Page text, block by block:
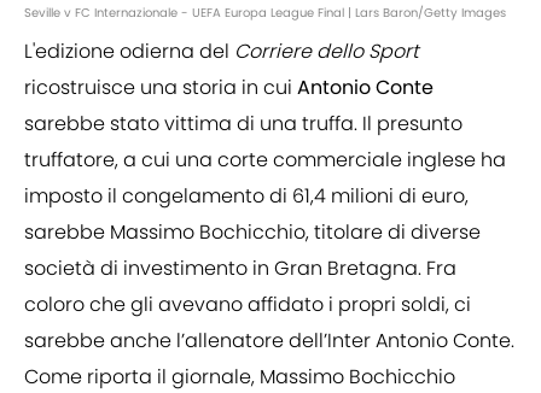
Seville v FC Internazionale - UEFA Europa League Final | Lars Baron/Getty Images
L'edizione odierna del Corriere dello Sport
ricostruisce una storia in cui Antonio Conte
sarebbe stato vittima di una truffa. Il presunto
truffatore, a cui una corte commerciale inglese ha
imposto il congelamento di 61,4 milioni di euro,
sarebbe Massimo Bochicchio, titolare di diverse
società di investimento in Gran Bretagna. Fra
coloro che gli avevano affidato i propri soldi, ci
sarebbe anche l’allenatore dell’Inter Antonio Conte.
Come riporta il giornale, Massimo Bochicchio